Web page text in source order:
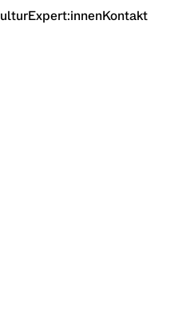
Expert:innenKontakt